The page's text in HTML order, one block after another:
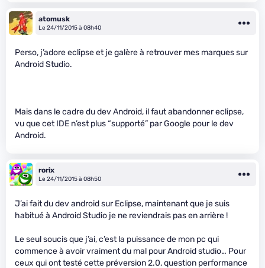
atomusk
Le 24/11/2015 à 08h40
Perso, j’adore eclipse et je galère à retrouver mes marques sur
Android Studio.
Mais dans le cadre du dev Android, il faut abandonner eclipse,
vu que cet IDE n’est plus “supporté” par Google pour le dev
Android.
rorix
Le 24/11/2015 à 08h50
J’ai fait du dev android sur Eclipse, maintenant que je suis
habitué à Android Studio je ne reviendrais pas en arrière !
Le seul soucis que j’ai, c’est la puissance de mon pc qui
commence à avoir vraiment du mal pour Android studio… Pour
ceux qui ont testé cette préversion 2.0, question performance